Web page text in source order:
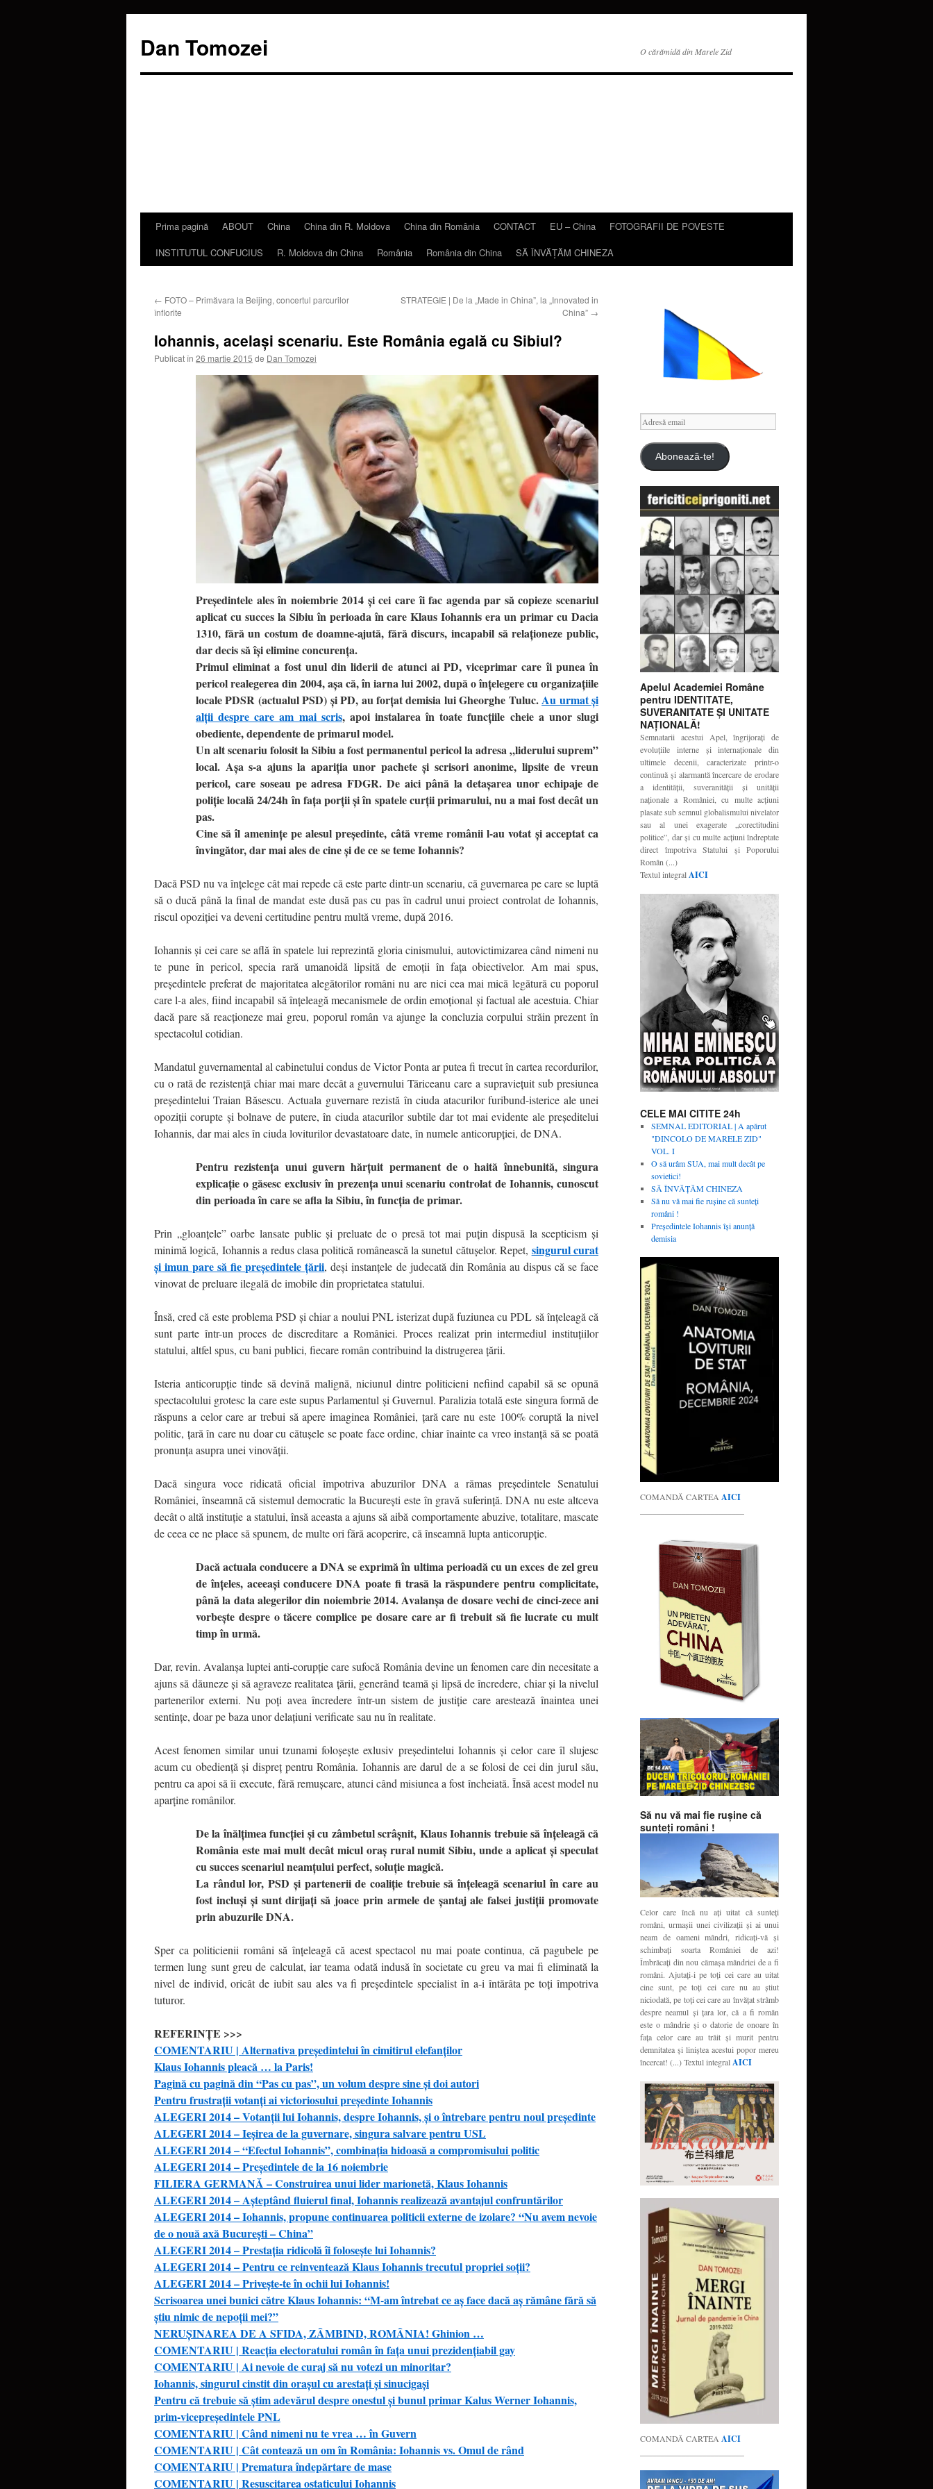
Dan Tomozei O cărămidă din Marele Zid
SariPrima pagină ABOUT China China din R. Moldova China din România CONTACT EU – China
FOTOGRAFII DE POVESTE
INSTITUTUL CONFUCIUS
R. Moldova din China România România din China SĂ ÎNVĂŢĂM CHINEZA
← FOTO – Primăvara la Beijing, concertul parcurilor
înflorite
STRATEGIE | De la „Made in China”, la „Innovated in
China” →
Iohannis, acelaşi scenariu. Este România egală cu Sibiul?
Publicat în 26 martie 2015 de Dan Tomozei
Preşedintele ales în noiembrie 2014 şi cei care îi fac agenda par să copieze scenariul
aplicat cu succes la Sibiu în perioada în care Klaus Iohannis era un primar cu Dacia
1310, fără un costum de doamne-ajută, fără discurs, incapabil să relaţioneze public,
dar decis să îşi elimine concurenţa.
Primul eliminat a fost unul din liderii de atunci ai PD, viceprimar care îi punea în
pericol realegerea din 2004, aşa că, în iarna lui 2002, după o înţelegere cu organizaţiile
locale PDSR (actualul PSD) şi PD, au forţat demisia lui Gheorghe Tuluc.Au urmat şi
alţii despre care am mai scris, apoi instalarea în toate funcţiile cheie a unor slugi
obediente, dependente de primarul model.
Un alt scenariu folosit la Sibiu a fost permanentul pericol la adresa „liderului suprem”
local. Aşa s-a ajuns la apariţia unor pachete şi scrisori anonime, lipsite de vreun
pericol, care soseau pe adresa FDGR. De aici până la detaşarea unor echipaje de
poliţie locală 24/24h în faţa porţii şi în spatele curţii primarului, nu a mai fost decât un
pas.
Cine să îl ameninţe pe alesul preşedinte, câtă vreme românii l-au votat şi acceptat ca
învingător, dar mai ales de cine şi de ce se teme Iohannis?
Dacă PSD nu va înţelege cât mai repede că este parte dintr-un scenariu, că guvernarea pe care se luptă
să o ducă până la final de mandat este dusă pas cu pas în cadrul unui proiect controlat de Iohannis,
riscul opoziţiei va deveni certitudine pentru multă vreme, după 2016.
Iohannis şi cei care se află în spatele lui reprezintă gloria cinismului, autovictimizarea când nimeni nu
te pune în pericol, specia rară umanoidă lipsită de emoţii în faţa obiectivelor. Am mai spus,
preşedintele preferat de majoritatea alegătorilor români nu are nici cea mai mică legătură cu poporul
care l-a ales, fiind incapabil să înţeleagă mecanismele de ordin emoţional şi factual ale acestuia. Chiar
dacă pare să reacţioneze mai greu, poporul român va ajunge la concluzia corpului străin prezent în
spectacolul cotidian.
Mandatul guvernamental al cabinetului condus de Victor Ponta ar putea fi trecut în cartea recordurilor,
cu o rată de rezistenţă chiar mai mare decât a guvernului Tăriceanu care a supravieţuit sub presiunea
preşedintelui Traian Băsescu. Actuala guvernare rezistă în ciuda atacurilor furibund-isterice ale unei
opoziţii corupte şi bolnave de putere, în ciuda atacurilor subtile dar tot mai evidente ale preşeditelui
Iohannis, dar mai ales în ciuda loviturilor devastatoare date, în numele anticorupţiei, de DNA.
Pentru rezistenţa unui guvern hărţuit permanent de o haită înnebunită, singura
explicaţie o găsesc exclusiv în prezenţa unui scenariu controlat de Iohannis, cunoscut
din perioada în care se afla la Sibiu, în funcţia de primar.
Prin „gloanţele” oarbe lansate public şi preluate de o presă tot mai puţin dispusă la scepticism şi
minimă logică, Iohannis a redus clasa politică românească la sunetul cătuşelor. Repet, singurul curat
şi imun pare să fie preşedintele ţării, deşi instanţele de judecată din România au dispus că se face
vinovat de preluare ilegală de imobile din proprietatea statului.
Însă, cred că este problema PSD şi chiar a noului PNL isterizat după fuziunea cu PDL să înţeleagă că
sunt parte într-un proces de discreditare a României. Proces realizat prin intermediul instituţiilor
statului, altfel spus, cu bani publici, fiecare român contribuind la distrugerea ţării.
Isteria anticorupţie tinde să devină malignă, niciunul dintre politicieni nefiind capabil să se opună
spectacolului grotesc la care este supus Parlamentul şi Guvernul. Paralizia totală este singura formă de
răspuns a celor care ar trebui să apere imaginea României, ţară care nu este 100% coruptă la nivel
politic, ţară în care nu doar cu cătuşele se poate face ordine, chiar înainte ca vreo instanţă să se poată
pronunţa asupra unei vinovăţii.
Dacă singura voce ridicată oficial împotriva abuzurilor DNA a rămas preşedintele Senatului
României, înseamnă că sistemul democratic la Bucureşti este în gravă suferinţă. DNA nu este altceva
decât o altă instituţie a statului, însă aceasta a ajuns să aibă comportamente abuzive, totalitare, mascate
de ceea ce ne place să spunem, de multe ori fără acoperire, că înseamnă lupta anticorupţie.
Dacă actuala conducere a DNA se exprimă în ultima perioadă cu un exces de zel greu
de înţeles, aceeaşi conducere DNA poate fi trasă la răspundere pentru complicitate,
până la data alegerilor din noiembrie 2014. Avalanşa de dosare vechi de cinci-zece ani
vorbeşte despre o tăcere complice pe dosare care ar fi trebuit să fie lucrate cu mult
timp în urmă.
Dar, revin. Avalanşa luptei anti-corupţie care sufocă România devine un fenomen care din necesitate a
ajuns să dăuneze şi să agraveze realitatea ţării, generând teamă şi lipsă de încredere, chiar şi la nivelul
partenerilor externi. Nu poţi avea încredere într-un sistem de justiţie care arestează înaintea unei
sentinţe, doar pe baza unor delaţiuni verificate sau nu în realitate.
Acest fenomen similar unui tzunami foloşeşte exlusiv preşedintelui Iohannis şi celor care îl slujesc
acum cu obedienţă şi dispreţ pentru România. Iohannis are darul de a se folosi de cei din jurul său,
pentru ca apoi să îi execute, fără remuşcare, atunci când misiunea a fost încheiată. Însă acest model nu
aparţine românilor.
De la înălţimea funcţiei şi cu zâmbetul scrâşnit, Klaus Iohannis trebuie să înţeleagă că
România este mai mult decât micul oraş rural numit Sibiu, unde a aplicat şi speculat
cu succes scenariul neamţului perfect, soluţie magică.
La rândul lor, PSD şi partenerii de coaliţie trebuie să înţeleagă scenariul în care au
fost incluşi şi sunt dirijaţi să joace prin armele de şantaj ale falsei justiţii promovate
prin abuzurile DNA.
Sper ca politicienii români să înţeleagă că acest spectacol nu mai poate continua, că pagubele pe
termen lung sunt greu de calculat, iar teama odată indusă în societate cu greu va mai fi eliminată la
nivel de individ, oricât de iubit sau ales va fi preşedintele specialist în a-i întărâta pe toţi împotriva
tuturor.
REFERINŢE >>>
COMENTARIU | Alternativa preşedintelui în cimitirul elefanţilor
Klaus Iohannis pleacă … la Paris!
Pagină cu pagină din “Pas cu pas”, un volum despre sine şi doi autori
Pentru frustrații votanți ai victoriosului președinte Iohannis
ALEGERI 2014 – Votanții lui Iohannis, despre Iohannis, și o întrebare pentru noul președinte
ALEGERI 2014 – Ieșirea de la guvernare, singura salvare pentru USL
ALEGERI 2014 – “Efectul Iohannis”, combinaţia hidoasă a compromisului politic
ALEGERI 2014 – Președintele de la 16 noiembrie
FILIERA GERMANĂ – Construirea unui lider marionetă, Klaus Iohannis
ALEGERI 2014 – Așteptând fluierul final, Iohannis realizează avantajul confruntărilor
ALEGERI 2014 – Iohannis, propune continuarea politicii externe de izolare? “Nu avem nevoie
de o nouă axă București – China”
ALEGERI 2014 – Prestația ridicolă îi folosește lui Iohannis?
ALEGERI 2014 – Pentru ce reinventează Klaus Iohannis trecutul propriei soții?
ALEGERI 2014 – Privește-te în ochii lui Iohannis!
Scrisoarea unei bunici către Klaus Iohannis: “M-am întrebat ce aş face dacă aş rămâne fără să
ştiu nimic de nepoţii mei?”
NERUȘINAREA DE A SFIDA, ZÂMBIND, ROMÂNIA! Ghinion …
COMENTARIU | Reacția electoratului român în fața unui prezidențiabil gay
COMENTARIU | Ai nevoie de curaj să nu votezi un minoritar?
Iohannis, singurul cinstit din orașul cu arestați și sinucigași
Pentru că trebuie să știm adevărul despre onestul și bunul primar Kalus Werner Iohannis,
prim-vicepreședintele PNL
COMENTARIU | Când nimeni nu te vrea … în Guvern
COMENTARIU | Cât contează un om în România: Iohannis vs. Omul de rând
COMENTARIU | Prematura îndepărtare de mase
COMENTARIU | Resuscitarea ostaticului Iohannis
Adresă
email
Abonează-te!
Apelul Academiei Române
pentru IDENTITATE,
SUVERANITATE ŞI UNITATE
NAŢIONALĂ!
Semnatarii acestui Apel, îngrijoraţi de
evoluţiile interne şi internaţionale din
ultimele decenii, caracterizate printr-o
continuă şi alarmantă încercare de erodare
a identităţii, suveranităţii şi unităţii
naţionale a României, cu multe acţiuni
plasate sub semnul globalismului nivelator
sau al unei exagerate „corectitudini
politice”, dar şi cu multe acţiuni îndreptate
direct împotriva Statului şi Poporului
Român (...)
Textul integralAICI
CELE MAI CITITE 24h
SEMNAL EDITORIAL | A apărut
"DINCOLO DE MARELE ZID"
VOL. I
O să urâm SUA, mai mult decât pe
sovietici!
SĂ ÎNVĂŢĂM CHINEZA
Să nu vă mai fie rușine că sunteți
români !
Președintele Iohannis își anunță
demisia
COMANDĂ CARTEA AICI
Să nu vă mai fie ruşine că
sunteţi români !
Celor care încă nu aţi uitat că sunteţi
români, urmaşii unei civilizaţii şi ai unui
neam de oameni mândri, ridicaţi-vă şi
schimbaţi soarta României de azi!
Îmbrăcaţi din nou cămaşa mândriei de a fi
români. Ajutaţi-i pe toţi cei care au uitat
cine sunt, pe toţi cei care nu au ştiut
niciodată, pe toţi cei care au învăţat strâmb
despre neamul şi ţara lor, că a fi român
este o mândrie şi o datorie de onoare în
faţa celor care au trăit şi murit pentru
demnitatea şi liniştea acestui popor mereu
încercat! (...) Textul integralAICI
COMANDĂ CARTEA AICI